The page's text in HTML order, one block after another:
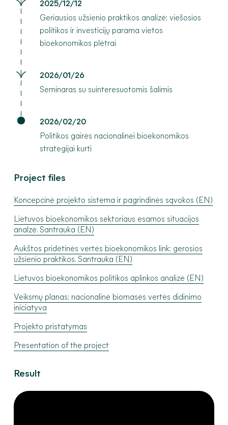
2025/12/12
Geriausios užsienio praktikos analizė: viešosios
politikos ir investicijų parama vietos
bioekonomikos plėtrai
2026/01/26
Seminaras su suinteresuotomis šalimis
2026/02/20
Politikos gairės nacionalinei bioekonomikos
strategijai kurti
Project files
Koncepcinė projekto sistema ir pagrindinės sąvokos (EN)
Lietuvos bioekonomikos sektoriaus esamos situacijos
analzė. Santrauka (EN)
Aukštos pridėtinės vertės bioekonomikos link: gerosios
užsienio praktikos. Santrauka (EN)
Lietuvos bioekonomikos politikos aplinkos analizė (EN)
Veiksmų planas: nacionalinė biomasės vertės didinimo
iniciatyva
Projekto pristatymas
Presentation of the project
Result